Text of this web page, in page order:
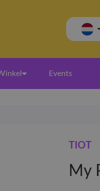
Events
TIOT
My